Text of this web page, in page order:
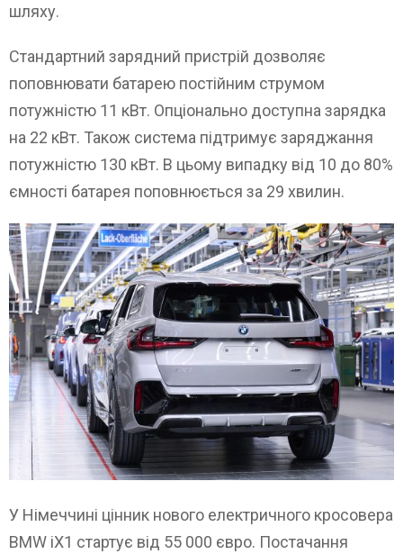
шляху.
Стандартний зарядний пристрій дозволяє
поповнювати батарею постійним струмом
потужністю 11 кВт. Опціонально доступна зарядка
на 22 кВт. Також система підтримує заряджання
потужністю 130 кВт. В цьому випадку від 10 до 80%
ємності батарея поповнюється за 29 хвилин.
У Німеччині цінник нового електричного кросовера
BMW iX1 стартує від 55 000 євро. Постачання